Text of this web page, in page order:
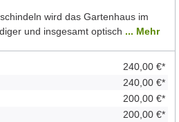
wird das Gartenhaus im
und insgesamt optisch ... Mehr
240,00 €*
240,00 €*
200,00 €*
200,00 €*